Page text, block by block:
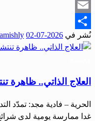
Snapchat
Email
Share
نُشر في 2026-07-02
العلاج الذاتي.. ظاهرة
الحرية – فادية مجد: تمدّد
غدا ممارسة يومية لدى